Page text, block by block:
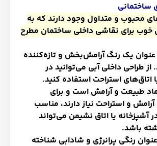
ساختمانی
محبوب و متداول وجود دارند که به
خوب برای نقاشی داخلی ساختمان مطرح
عنوان یک رنگ آرامش‌بخش و تازه‌کننده
طراحی داخلی آبی می‌توانید در
اتاق‌های استراحت استفاده کنید.
طبیعت و آرامش است و برای
و استراحت نیاز دارند، مناسب
یا اتاق نشیمن می‌تواند
باشد.
رنگی پرانرژی و شادابی شناخته